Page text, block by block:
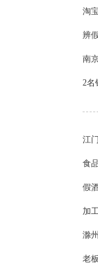
淘
辨
南
2名
江
食
假
加
滁
老